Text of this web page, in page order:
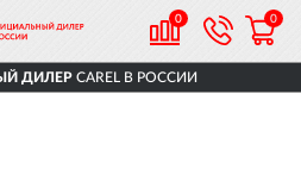
0 0
ДИЛЕРCAREL В РОССИИ